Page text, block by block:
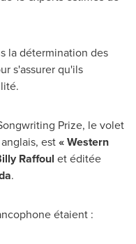
la détermination des
s'assurer qu'ils
Prize, le volet
est« Western
Raffoul et éditée
.
étaient :